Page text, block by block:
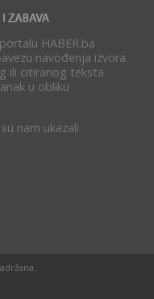
HABER.ba
navođenja izvora.
ili citiranog teksta
u obliku
nam ukazali